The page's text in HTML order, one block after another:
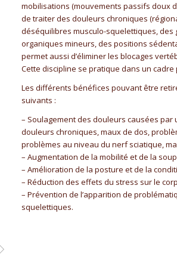
mobilisations (mouvements passifs doux
de traiter des douleurs chroniques
déséquilibres musculo-squelettiques,
organiques mineurs, des positions
permet aussi d’éliminer les blocages
Cette discipline se pratique dans un
Les différents bénéfices pouvant être
suivants :
– Soulagement des douleurs causées
douleurs chroniques, maux de dos,
problèmes au niveau du nerf sciatique,
– Augmentation de la mobilité et de la
– Amélioration de la posture et de la
– Réduction des effets du stress sur le
– Prévention de l’apparition de
squelettiques.